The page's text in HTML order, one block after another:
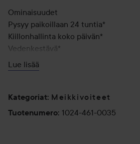
Ominaisuudet
Pysyy paikoillaan 24 tuntia*
Kiillonhallinta koko päivän*
Vedenkestävä*
Tasoittava blur-efekti**
100 % samaa mieltä siitä, että
Ei tuki ihohuokosia*
Lue lisää
Kategoriat: Meikkivoiteet
Tuotenumero: 1024-461-0035